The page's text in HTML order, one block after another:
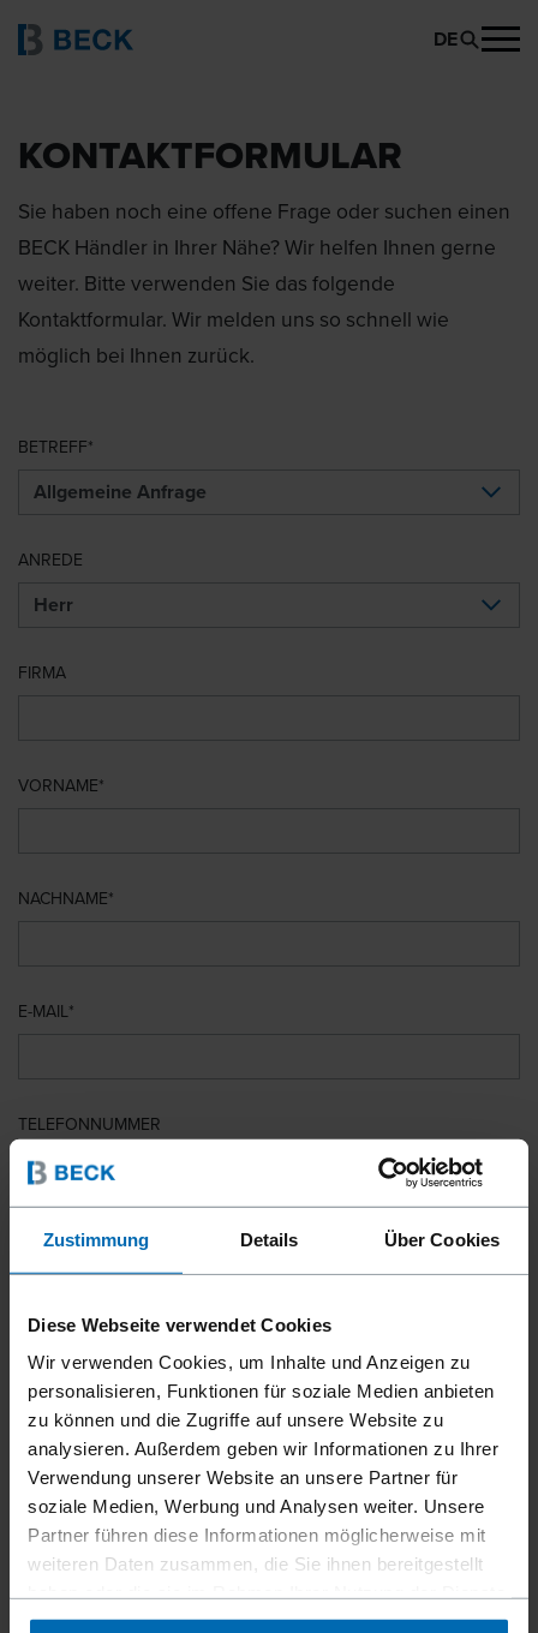
Zustimmung Details Über Cookies
Diese Webseite verwendet Cookies
Wir verwenden Cookies, um Inhalte und Anzeigen zu
personalisieren, Funktionen für soziale Medien anbieten
zu können und die Zugriffe auf unsere Website zu
analysieren. Außerdem geben wir Informationen zu Ihrer
Verwendung unserer Website an unsere Partner für
soziale Medien, Werbung und Analysen weiter. Unsere
Partner führen diese Informationen möglicherweise mit
weiteren Daten zusammen, die Sie ihnen bereitgestellt
gesammelt haben.
DE
KONTAKTFORMULAR
Sie haben noch eine offene Frage oder suchen einen
BECK Händler in Ihrer Nähe? Wir helfen Ihnen gerne
weiter. Bitte verwenden Sie das folgende
Kontaktformular. Wir melden uns so schnell wie
möglich bei Ihnen zurück.
BETREFF
ANREDE
FIRMA
VORNAME
NACHNAME
E-MAIL
TELEFONNUMMER
LAND
PLZ
IHRE NACHRICHT